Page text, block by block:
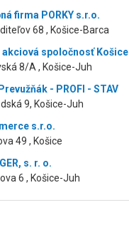
firma PORKY s.r.o.
68 , Košice-Barca
akciová spoločnosť Košice
8/A , Košice-Juh
- PROFI - STAV
9, Košice-Juh
s.r.o.
49 , Košice
s. r. o.
6 , Košice-Juh